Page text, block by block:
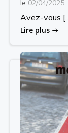
le 02/04/2025
Avez-vous
Lire plus